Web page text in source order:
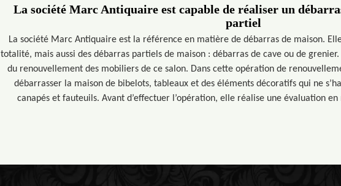
La société Marc Antiquaire est capable de réaliser un
partiel
La société Marc Antiquaire est la référence en matière de débarras de maison.
totalité, mais aussi des débarras partiels de maison : débarras de cave ou de
du renouvellement des mobiliers de ce salon. Dans cette opération de
débarrasser la maison de bibelots, tableaux et des éléments décoratifs qui ne
canapés et fauteuils. Avant d’effectuer l’opération, elle réalise une évaluation